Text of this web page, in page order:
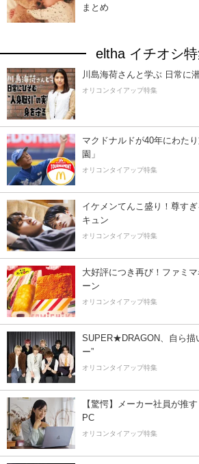
まとめ
eltha イチオシ
川島海荷さんと学ぶ 日常に
オリコンタイアップ特集
マクドナルドが40年にわた
園」
オリコンタイアップ特集
イケメンてんこ盛り！尊す
キュン
オリコンタイアップ特集
大好評につき再び！ファミ
ーン
オリコンタイアップ特集
SUPER★DRAGON、自ら描
ー”
オリコンタイアップ特集
【驚愕】メーカー社員が推
PC
オリコンタイアップ特集